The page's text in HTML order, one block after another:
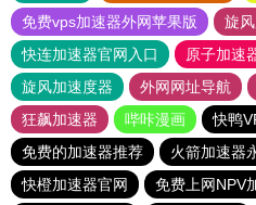
免费vps加速器外网苹果版
旋
快连加速器官网入口
原子加速
旋风加速度器
外网网址导航
狂飙加速器
哔咔漫画 快鸭
免费的加速器推荐
火箭加速器
快橙加速器官网
免费上网NPV